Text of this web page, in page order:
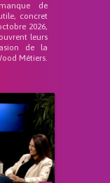
de
concret
2026,
leurs
de la
Métiers.